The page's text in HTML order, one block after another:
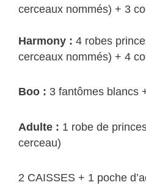
cerceaux nommés) + 3
Harmony : 4 robes
cerceaux nommés) + 4
Boo : 3 fantômes blancs
Adulte : 1 robe de
cerceau)
2 CAISSES + 1 poche